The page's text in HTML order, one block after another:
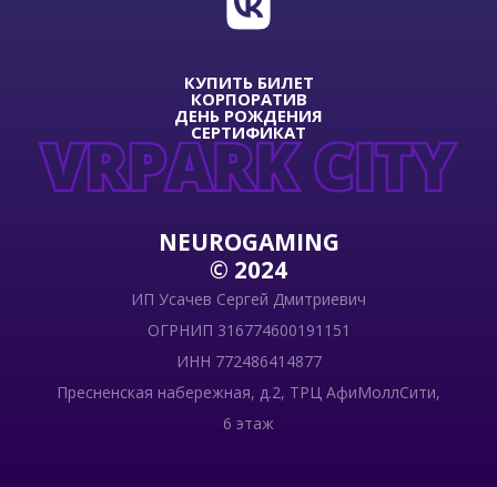
NEUROGAMING
© 2024
ИП Усачев Сергей Дмитриевич
ОГРНИП 316774600191151
ИНН 772486414877
Пресненская набережная, д.2, ТРЦ АфиМоллСити,
6 этаж
КУПИТЬ БИЛЕТ
КОРПОРАТИВ
ДЕНЬ РОЖДЕНИЯ
СЕРТИФИКАТ